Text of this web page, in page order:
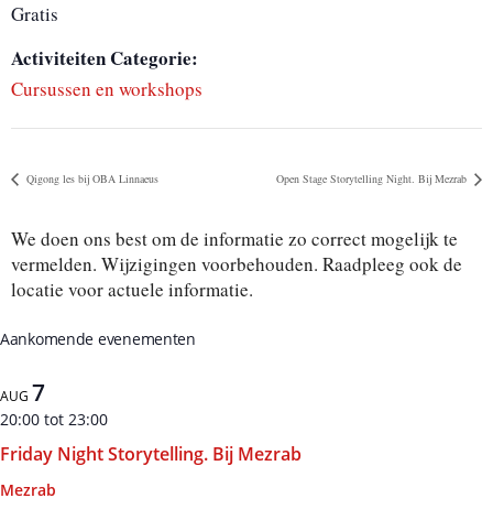
Gratis
Activiteiten Categorie:
Cursussen en workshops
Qigong les bij OBA Linnaeus Open Stage Storytelling Night. Bij Mezrab
We doen ons best om de informatie zo correct mogelijk te
vermelden. Wijzigingen voorbehouden. Raadpleeg ook de
locatie voor actuele informatie.
Aankomende evenementen
AUG 7
20:00 tot 23:00
Friday Night Storytelling. Bij Mezrab
Mezrab